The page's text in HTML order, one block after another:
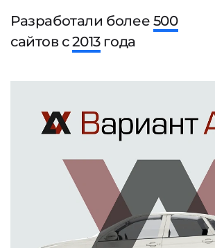
Разработали более 500
сайтов с2013года